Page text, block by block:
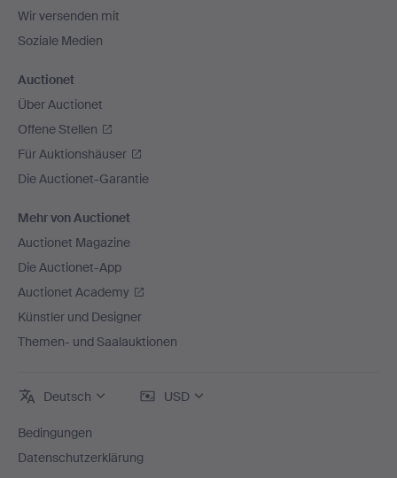
Wir versenden mit
Soziale Medien
Auctionet
Über Auctionet
Offene Stellen
Für Auktionshäuser
Die Auctionet-Garantie
Mehr von Auctionet
Auctionet Magazine
Die Auctionet-App
Auctionet Academy
Künstler und Designer
Themen- und Saalauktionen
Deutsch USD
Bedingungen
Datenschutzerklärung